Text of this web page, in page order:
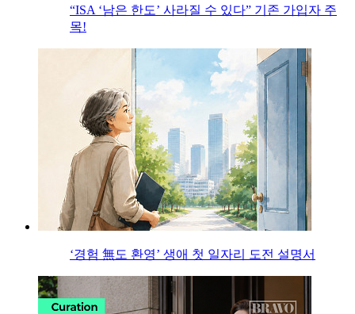
“ISA ‘남은 한도’ 사라질 수 있다” 기존 가입자 주
목!
‘경험 無도 환영’ 생애 첫 일자리 도전 설명서